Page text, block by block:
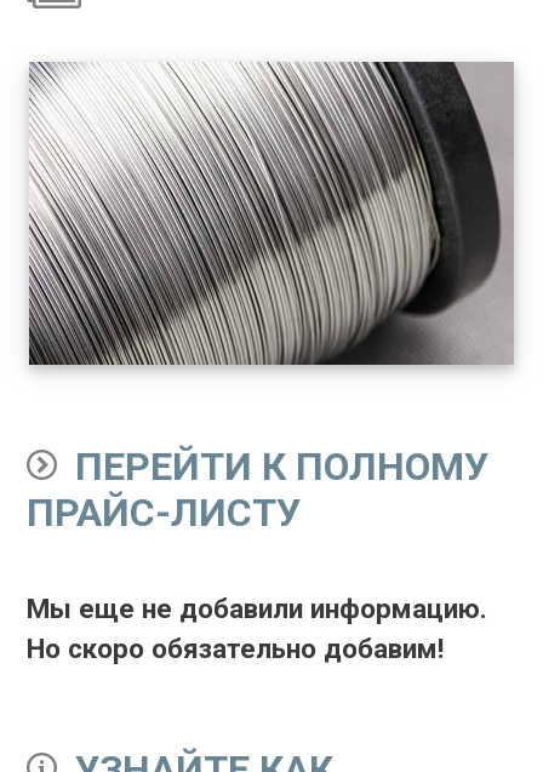
ПЕРЕЙТИ К ПОЛНОМУ
ПРАЙС-ЛИСТУ
Мы еще не добавили информацию.
Но скоро обязательно добавим!